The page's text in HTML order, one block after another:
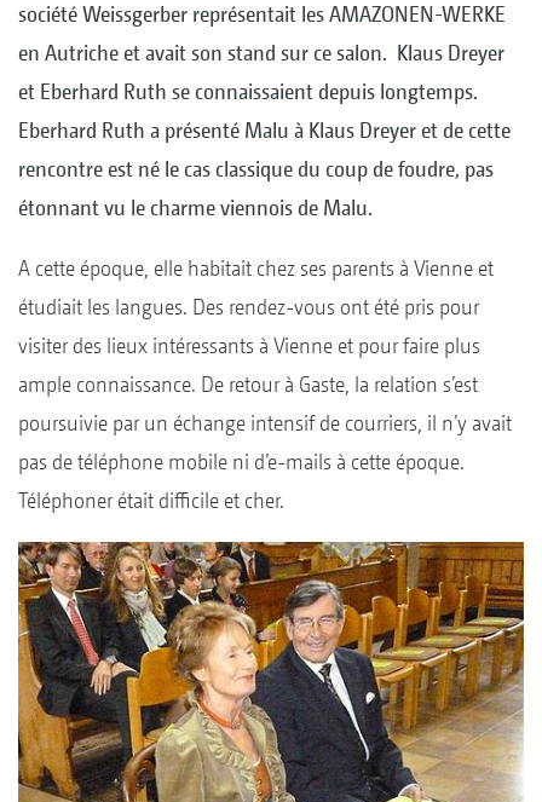
société Weissgerber représentait les AMAZONEN-WERKE
en Autriche et avait son stand sur ce salon. Klaus Dreyer
et Eberhard Ruth se connaissaient depuis longtemps.
Eberhard Ruth a présenté Malu à Klaus Dreyer et de cette
rencontre est né le cas classique du coup de foudre, pas
étonnant vu le charme viennois de Malu.
A cette époque, elle habitait chez ses parents à Vienne et
étudiait les langues. Des rendez-vous ont été pris pour
visiter des lieux intéressants à Vienne et pour faire plus
ample connaissance. De retour à Gaste, la relation s’est
poursuivie par un échange intensif de courriers, il n’y avait
pas de téléphone mobile ni d’e-mails à cette époque.
Téléphoner était difficile et cher.